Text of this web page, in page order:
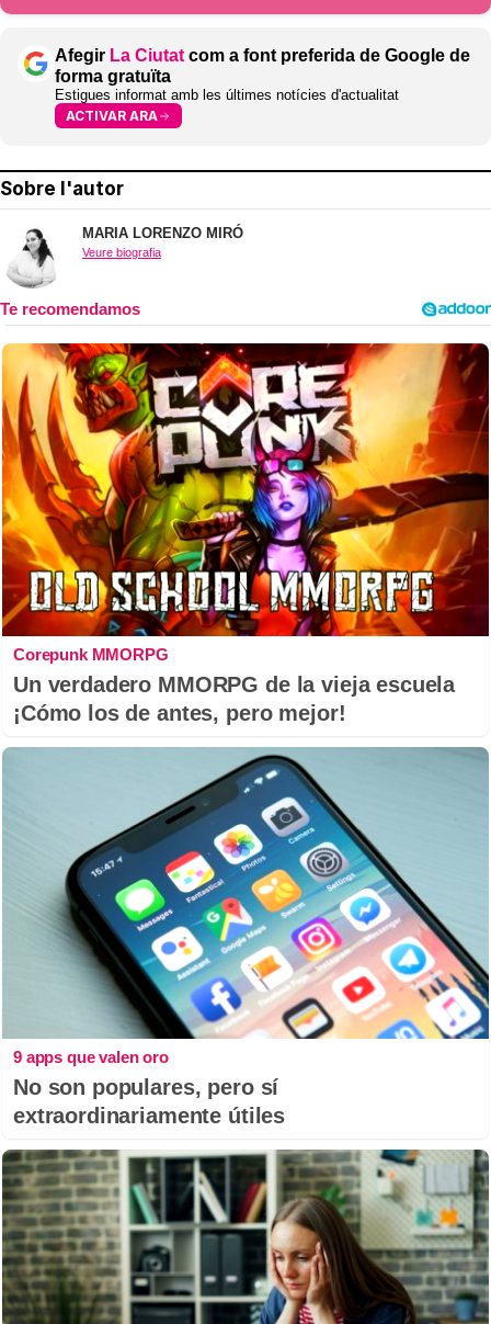
Afegir La Ciutatcom a font preferida de Google de
forma gratuïta
Estigues informat amb les últimes notícies d'actualitat
ACTIVAR ARA
Sobre l'autor
MARIA LORENZO MIRÓ
Veure biografia
Corepunk MMORPG
Un verdadero MMORPG de la vieja escuela
¡Cómo los de antes, pero mejor!
9 apps que valen oro
No son populares, pero sí
extraordinariamente útiles